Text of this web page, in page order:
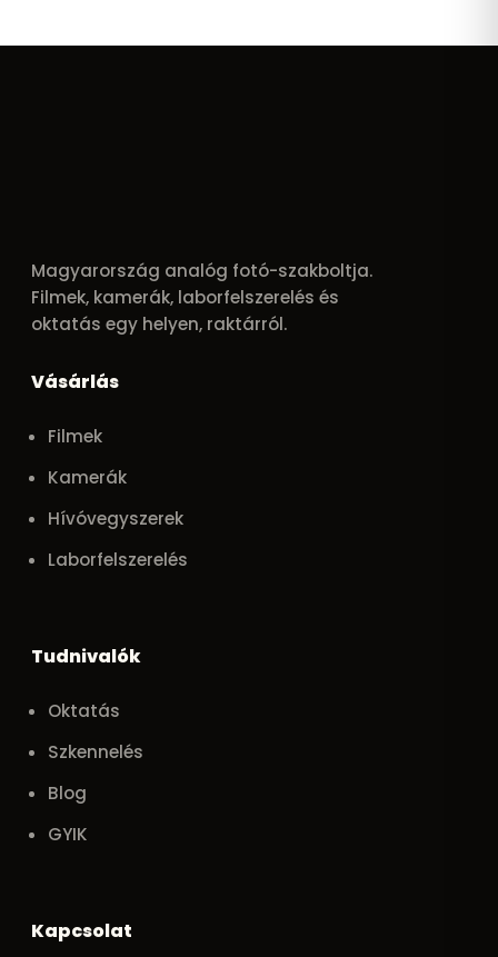
Magyarország analóg fotó-szakboltja.
Filmek, kamerák, laborfelszerelés és
oktatás egy helyen, raktárról.
Vásárlás
Filmek
Kamerák
Hívóvegyszerek
Laborfelszerelés
Tudnivalók
Oktatás
Szkennelés
Blog
GYIK
Kapcsolat